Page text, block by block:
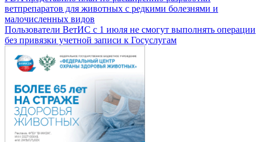
ветпрепаратов для животных с редкими болезнями и
малочисленных видов
Пользователи ВетИС с 1 июля не смогут выполнять операции
без привязки учетной записи к Госуслугам